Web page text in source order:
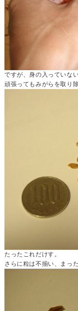
ですが、身の入っていな
頑張ってもみがらを取り
たったこれだけす。
さらに粒は不揃い、まっ